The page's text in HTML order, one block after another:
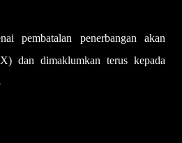
pembatalan penerbangan akan
dan dimaklumkan terus kepada